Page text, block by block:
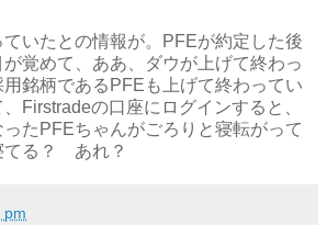
いたとの情報が。PFEが約定した後
覚めて、ああ、ダウが上げて終わっ
銘柄であるPFEも上げて終わってい
Firstradeの口座にログインすると、
たPFEちゃんがごろりと寝転がって
てる？ あれ？
pm